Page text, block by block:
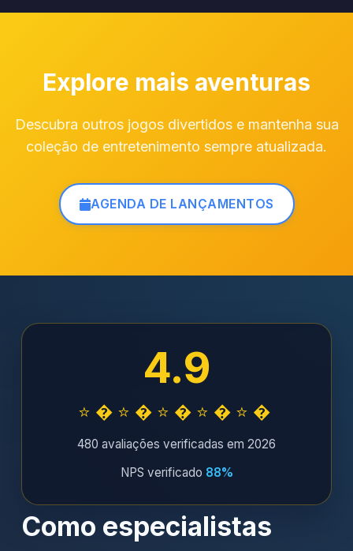
Explore mais aventuras
Descubra outros jogos divertidos e mantenha sua
coleção de entretenimento sempre atualizada.
AGENDA DE LANÇAMENTOS
4.9
⭐�⭐�⭐�⭐�⭐�
480 avaliações verificadas em 2026
NPS verificado 88%
Como especialistas